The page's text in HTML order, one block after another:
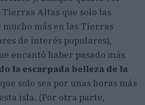
Tierras Altas que solo las
mucho más en las Tierras
de interés populares),
encantó haber pasado más
la escarpada belleza de la
solo sea por unas horas más
isla. (Por otra parte,